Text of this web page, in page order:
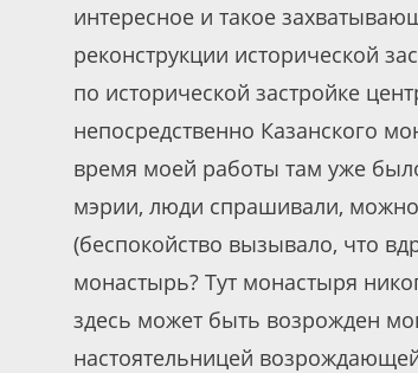
интересное и такое
реконструкции исторической
по исторической застройке
непосредственно Казанского
время моей работы там уже
мэрии, люди спрашивали,
(беспокойство вызывало, что
монастырь? Тут монастыря
здесь может быть возрожден
настоятельницей